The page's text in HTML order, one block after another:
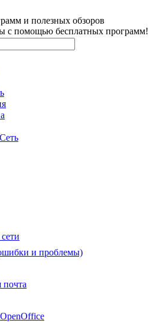
и полезных обзоров
с помощью бесплатных программ!
и проблемы)
почта